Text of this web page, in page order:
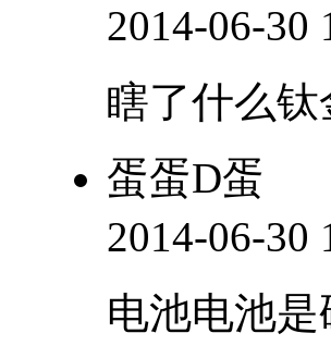
2014-06-30
瞎了什么
蛋蛋D蛋
2014-06-30
电池电池